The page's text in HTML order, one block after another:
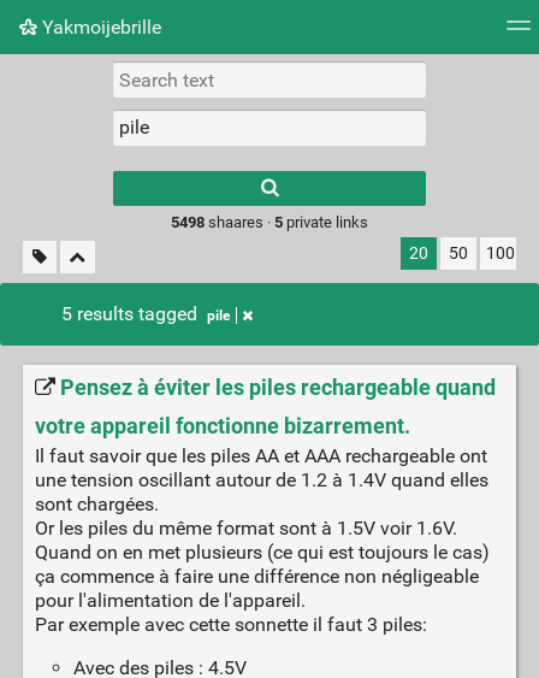
Yakmoijebrille
Picture wall
results.
5498shaares · 5private links
20 50 100
5 results tagged pile
Pensez à éviter les piles rechargeable quand
votre appareil fonctionne bizarrement.
Il faut savoir que les piles AA et AAA rechargeable ont
une tension oscillant autour de 1.2 à 1.4V quand elles
sont chargées.
Or les piles du même format sont à 1.5V voir 1.6V.
Quand on en met plusieurs (ce qui est toujours le cas)
ça commence à faire une différence non négligeable
pour l'alimentation de l'appareil.
Par exemple avec cette sonnette il faut 3 piles:
Avec des piles : 4.5V